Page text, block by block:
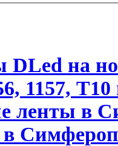
на
1157,
ленты в